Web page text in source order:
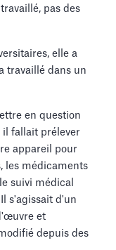
pas des
elle a
travaillé dans un
en question
il fallait prélever
appareil pour
les médicaments
suivi médical
s'agissait d'un
et
depuis des